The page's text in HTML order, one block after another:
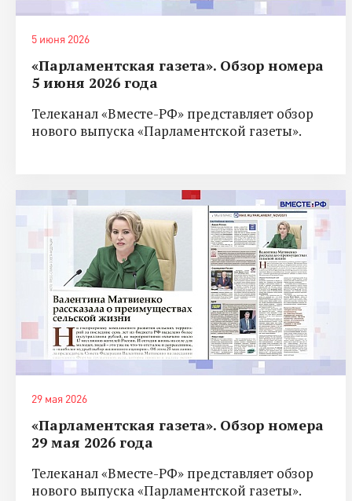
5 июня 2026
«Парламентская газета». Обзор номера
5 июня 2026 года
Телеканал «Вместе-РФ» представляет обзор
нового выпуска «Парламентской газеты».
29 мая 2026
«Парламентская газета». Обзор номера
29 мая 2026 года
Телеканал «Вместе-РФ» представляет обзор
нового выпуска «Парламентской газеты».